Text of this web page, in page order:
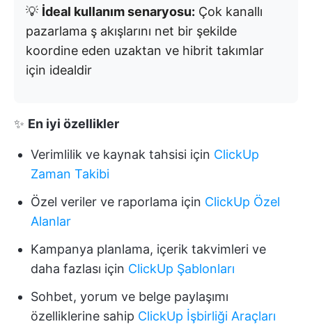
💡 İdeal kullanım senaryosu: Çok kanallı
pazarlama ş akışlarını net bir şekilde
koordine eden uzaktan ve hibrit takımlar
için idealdir
✨ En iyi özellikler
Verimlilik ve kaynak tahsisi için ClickUp
Zaman Takibi
Özel veriler ve raporlama için ClickUp Özel
Alanlar
Kampanya planlama, içerik takvimleri ve
daha fazlası için ClickUp Şablonları
Sohbet, yorum ve belge paylaşımı
özelliklerine sahip ClickUp İşbirliği Araçları